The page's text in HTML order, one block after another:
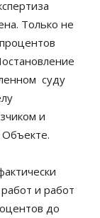
Только не
суду
и
и работ
до